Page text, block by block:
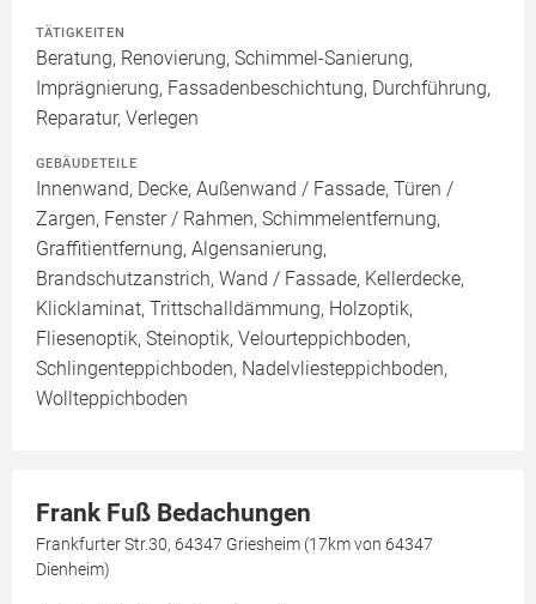
TÄTIGKEITEN
Beratung, Renovierung, Schimmel-Sanierung,
Imprägnierung, Fassadenbeschichtung, Durchführung,
Reparatur, Verlegen
GEBÄUDETEILE
Innenwand, Decke, Außenwand / Fassade, Türen /
Zargen, Fenster / Rahmen, Schimmelentfernung,
Graffitientfernung, Algensanierung,
Brandschutzanstrich, Wand / Fassade, Kellerdecke,
Klicklaminat, Trittschalldämmung, Holzoptik,
Fliesenoptik, Steinoptik, Velourteppichboden,
Schlingenteppichboden, Nadelvliesteppichboden,
Wollteppichboden
Frank Fuß Bedachungen
Frankfurter Str.30, 64347 Griesheim (17km von 64347
Dienheim)